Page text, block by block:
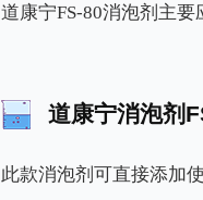
道康宁FS-80消泡剂主要
道康宁消泡剂
此款消泡剂可直接添加